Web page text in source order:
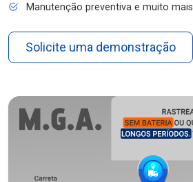
Manutenção preventiva e muito mais
Solicite uma demonstração